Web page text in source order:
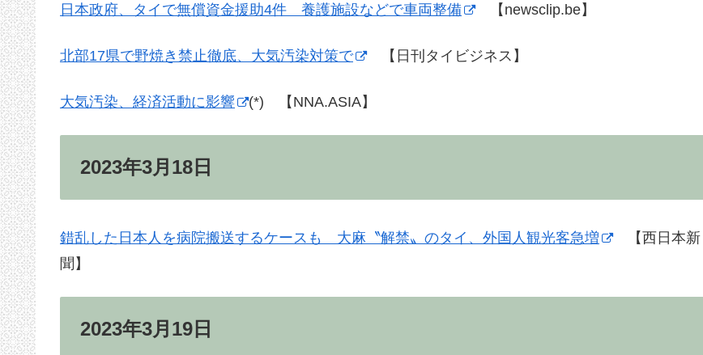
日本政府、タイで無償資金援助4件 養護施設などで車両整備 【newsclip.be】
北部17県で野焼き禁止徹底、大気汚染対策で 【日刊タイビジネス】
大気汚染、経済活動に影響 (*) 【NNA.ASIA】
2023年3月18日
錯乱した日本人を病院搬送するケースも 大麻〝解禁〟のタイ、外国人観光客急増
【西日本新
聞】
2023年3月19日